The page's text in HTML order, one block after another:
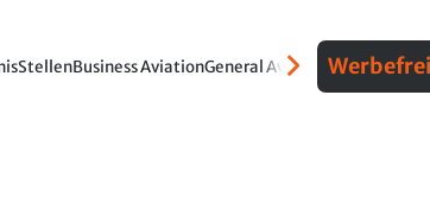
StellenBusiness AviationGeneral AviationVerteidigung
Werbefrei